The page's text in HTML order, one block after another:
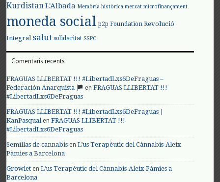
KurdistanL'Albada Memòria històrica mercat microfinançament
moneda social p2p Foundation Revolució
Integral salut solidaritat SSPC
Comentaris recents
FRAGUAS LLIBERTAT !!! #LibertadLxs6DeFraguas –
Federación Anarquista
enFRAGUAS LLIBERTAT !!!
#LibertadLxs6DeFraguas
FRAGUAS LLIBERTAT !!! #LibertadLxs6DeFraguas |
KanPasqualenFRAGUAS LLIBERTAT !!!
#LibertadLxs6DeFraguas
Semillas de cannabis enL’us Terapèutic del Cànnabis-Aleix
Pàmies a Barcelona
Growlet enL’us Terapèutic del Cànnabis-Aleix Pàmies a
Barcelona